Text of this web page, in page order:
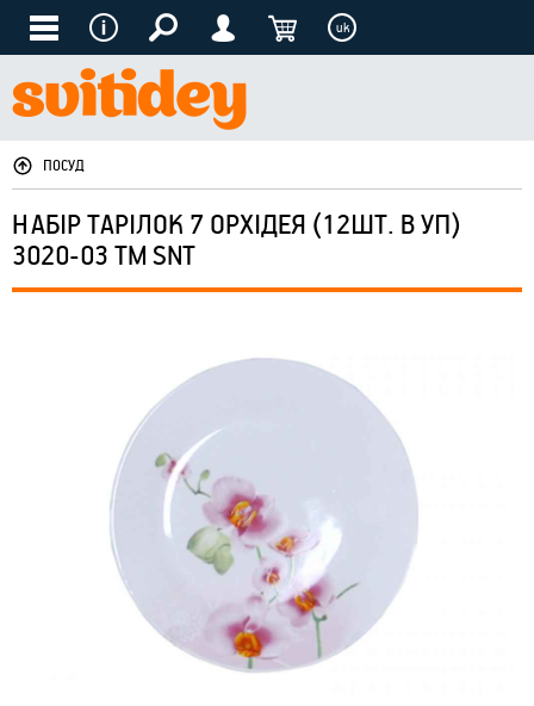
uk
ПОСУД
НАБІР ТАРІЛОК 7 ОРХІДЕЯ (12ШТ. В УП)
3020-03 ТМ SNT